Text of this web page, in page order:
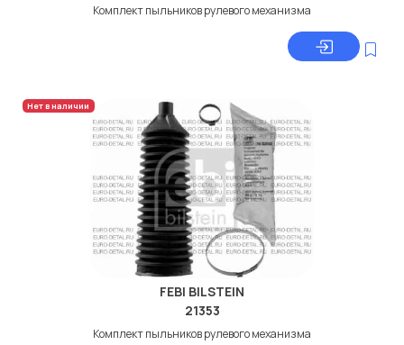
Комплект пыльников рулевого механизма
Нет в наличии
FEBI BILSTEIN
21353
Комплект пыльников рулевого механизма